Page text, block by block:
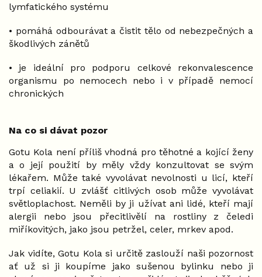
lymfatického systému
• pomáhá odbourávat a čistit tělo od nebezpečných a
škodlivých zánětů
• je ideální pro podporu celkové rekonvalescence
organismu po nemocech nebo i v případě nemocí
chronických
Na co si dávat pozor
Gotu Kola není příliš vhodná pro těhotné a kojící ženy
a o její použití by měly vždy konzultovat se svým
lékařem. Může také vyvolávat nevolnosti u licí, kteří
trpí celiakií. U zvlášť citlivých osob může vyvolávat
světloplachost. Neměli by ji užívat ani lidé, kteří mají
alergii nebo jsou přecitlivělí na rostliny z čeledi
miříkovitých, jako jsou petržel, celer, mrkev apod.
Jak vidíte, Gotu Kola si určitě zaslouží naši pozornost
ať už si ji koupíme jako sušenou bylinku nebo ji